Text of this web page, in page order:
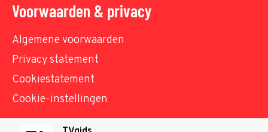
Voorwaarden & privacy
Algemene voorwaarden
Privacy statement
Cookiestatement
Cookie-instellingen